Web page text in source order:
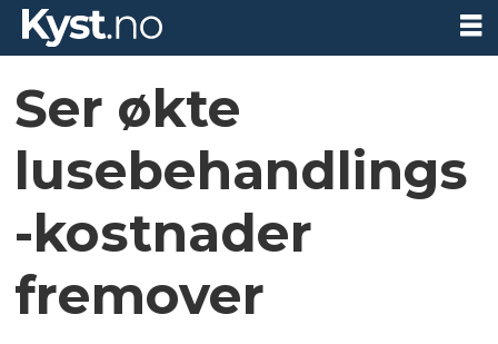
Ser økte
lusebehandlings
-kostnader
fremover